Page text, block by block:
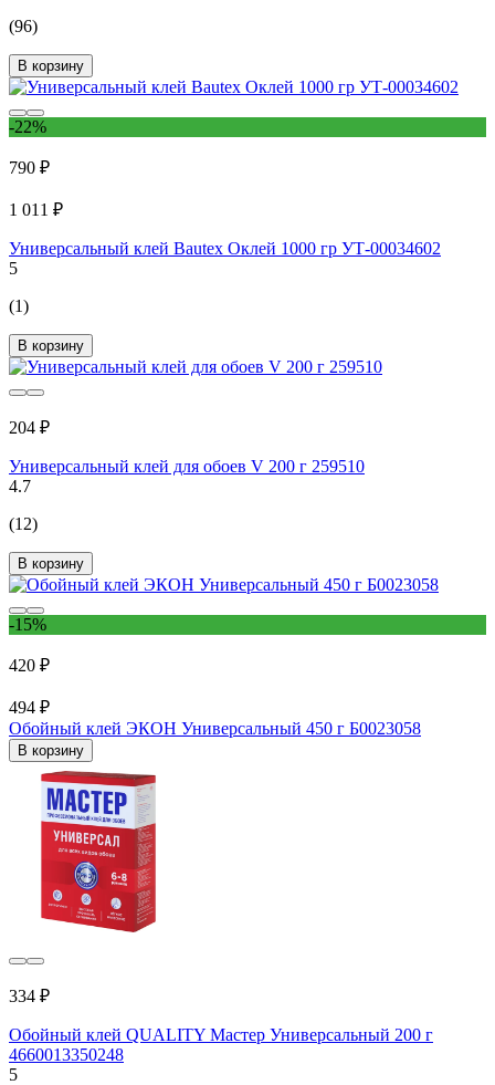
(96)
В корзину
-22%
790 ₽
1 011 ₽
Универсальный клей Bautex Оклей 1000 гр УТ-00034602
5
(1)
В корзину
204 ₽
Универсальный клей для обоев V 200 г 259510
4.7
(12)
В корзину
-15%
420 ₽
494 ₽
Обойный клей ЭКОН Универсальный 450 г Б0023058
В корзину
334 ₽
Обойный клей QUALITY Мастер Универсальный 200 г
4660013350248
5